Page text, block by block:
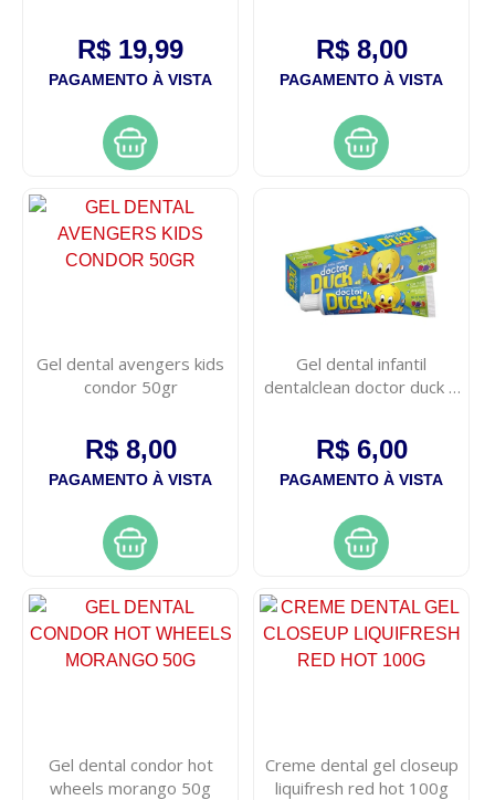
R$ 19,99
PAGAMENTO À VISTA
R$ 8,00
PAGAMENTO À VISTA
Gel dental avengers kids
condor 50gr
R$ 8,00
PAGAMENTO À VISTA
Gel dental infantil
dentalclean doctor duck 4
R$ 6,00
PAGAMENTO À VISTA
Gel dental condor hot
wheels morango 50g
Creme dental gel closeup
liquifresh red hot 100g